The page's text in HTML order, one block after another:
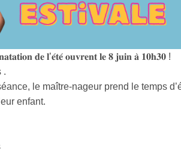
𝐝𝐞 𝐥’𝐞́𝐭𝐞́ 𝐨𝐮𝐯𝐫𝐞𝐧𝐭 𝐥𝐞 𝟖 𝐣𝐮𝐢𝐧 𝐚̀ 𝟏𝟎𝐡𝟑𝟎 !
.
le maître-nageur prend le temps
enfant.